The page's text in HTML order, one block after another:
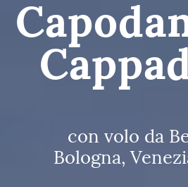
con volo da
Bologna,